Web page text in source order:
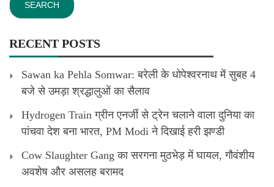
RECENT POSTS
Sawan ka Pehla Somwar: बरेली के धोपेश्वरनाथ में सुबह 4
बजे से उमड़ा श्रद्धालुओं का सैलाव
Hydrogen Train ग्रीन एनर्जी से ट्रेन चलाने वाला दुनिया का
पांचवा देश बना भारत, PM Modi ने दिखाई हरी झण्डी
Cow Slaughter Gang का सरगना मुठभेड़ में घायल, गौवंशीय
अवशेष और असलह बरामद